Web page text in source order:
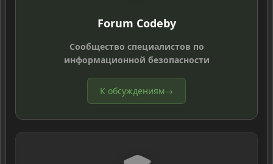
Forum Codeby
Сообщество специалистов по
информационной безопасности
К обсуждениям→